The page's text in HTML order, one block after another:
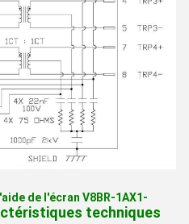
de l'écran V8BR-1AX1-
techniques